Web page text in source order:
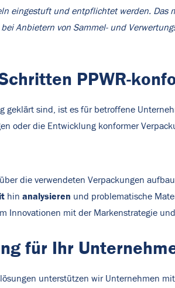
eingestuft und entpflichtet werden. Das
Anbietern von Sammel- und
PPWR-
geklärt sind, ist es für betroffene
oder die Entwicklung konformer
die verwendeten Verpackungen
hin analysieren und problematische
Innovationen mit der Markenstrategie
für Ihr
unterstützen wir Unternehmen